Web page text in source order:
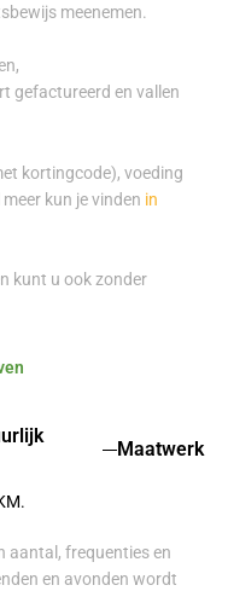
meenemen.
gefactureerd en vallen
kortingcode), voeding
kun je vinden in
kunt u ook zonder
Maatwerk
aantal, frequenties en
en avonden wordt